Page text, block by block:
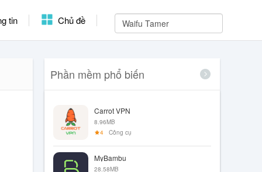
tin Chủ đề
Phần mềm phổ biến
Carrot VPN
8.96MB
4
Công cụ
MyBambu
28.58MB